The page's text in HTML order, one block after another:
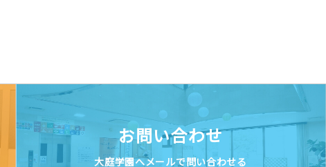
お問い合わせ
大庭学園へメールで問い合わせる